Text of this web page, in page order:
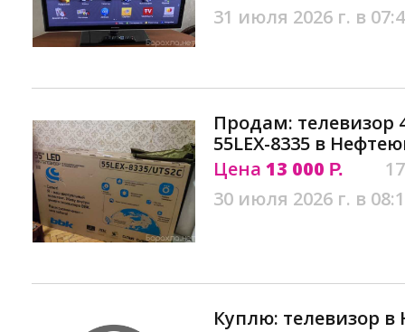
31 июля 2026 г. в
Продам: телевизор
55LEX-8335 в
Цена 13 000 Р.
30 июля 2026 г. в
Куплю: телевизор в